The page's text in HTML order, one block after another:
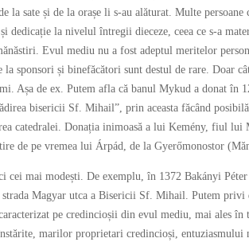
la sate și de la orașe li s-au alăturat. Multe persoane
dedicație la nivelul întregii dieceze, ceea ce s-a
Evul mediu nu a fost adeptul meritelor
sponsori și binefăcători sunt destul de rare. Doar
Așa de ex. Putem afla că banul Mykud a donat în
bisericii Sf. Mihail”, prin aceasta făcând
catedralei. Donația inimoasă a lui Kemény, fiul lui
de pe vremea lui Árpád, de la Gyerőmonostor
cei mai modești. De exemplu, în 1372 Bakányi
Magyar utca a Bisericii Sf. Mihail. Putem privi
pe credincioșii din evul mediu, mai ales
marilor proprietari credincioși,